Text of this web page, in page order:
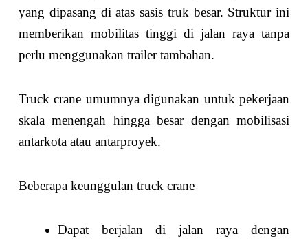
yang dipasang di atas sasis truk besar. Struktur ini
memberikan mobilitas tinggi di jalan raya tanpa
perlu menggunakan trailer tambahan.
Truck crane umumnya digunakan untuk pekerjaan
skala menengah hingga besar dengan mobilisasi
antarkota atau antarproyek.
Beberapa keunggulan truck crane
Dapat berjalan di jalan raya dengan